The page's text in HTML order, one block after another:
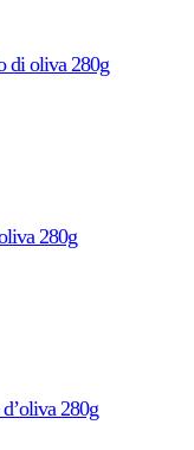
di oliva 280g
280g
280g